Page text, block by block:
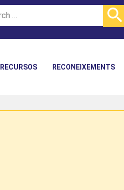
RECURSOS RECONEIXEMENTS